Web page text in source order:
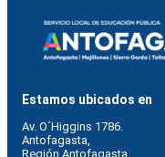
Estamos ubicados en
Av. O´Higgins 1786.
Antofagasta,
Región Antofagasta.